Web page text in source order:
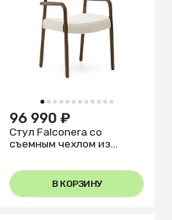
1 2 3 4 5 6 7 8 9 101112
96 990 ₽
Стул Falconera со
съемным чехлом из
В КОРЗИНУ